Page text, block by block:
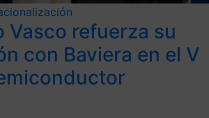
Vasco refuerza su
con Baviera en el V